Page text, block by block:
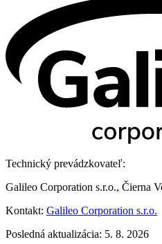
Technický prevádzkovateľ:
Galileo Corporation s.r.o., Čierna
Kontakt: Galileo Corporation s.r.o.
Posledná aktualizácia: 5. 8. 2026